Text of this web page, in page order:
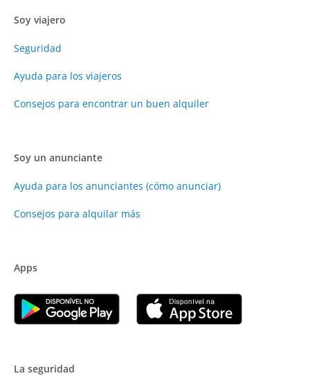
Soy viajero
Seguridad
Ayuda para los viajeros
Consejos para encontrar un buen alquiler
Soy un anunciante
Ayuda para los anunciantes (cómo anunciar)
Consejos para alquilar más
Apps
La seguridad